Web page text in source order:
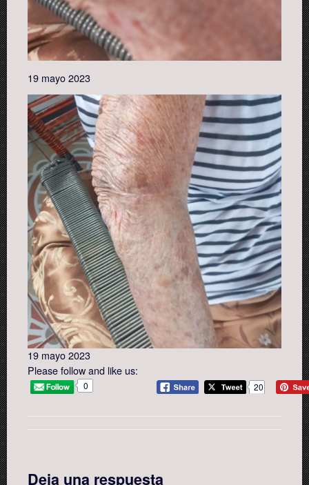
19 mayo 2023
19 mayo 2023
Please follow and like us:
0 20
Deja una respuesta